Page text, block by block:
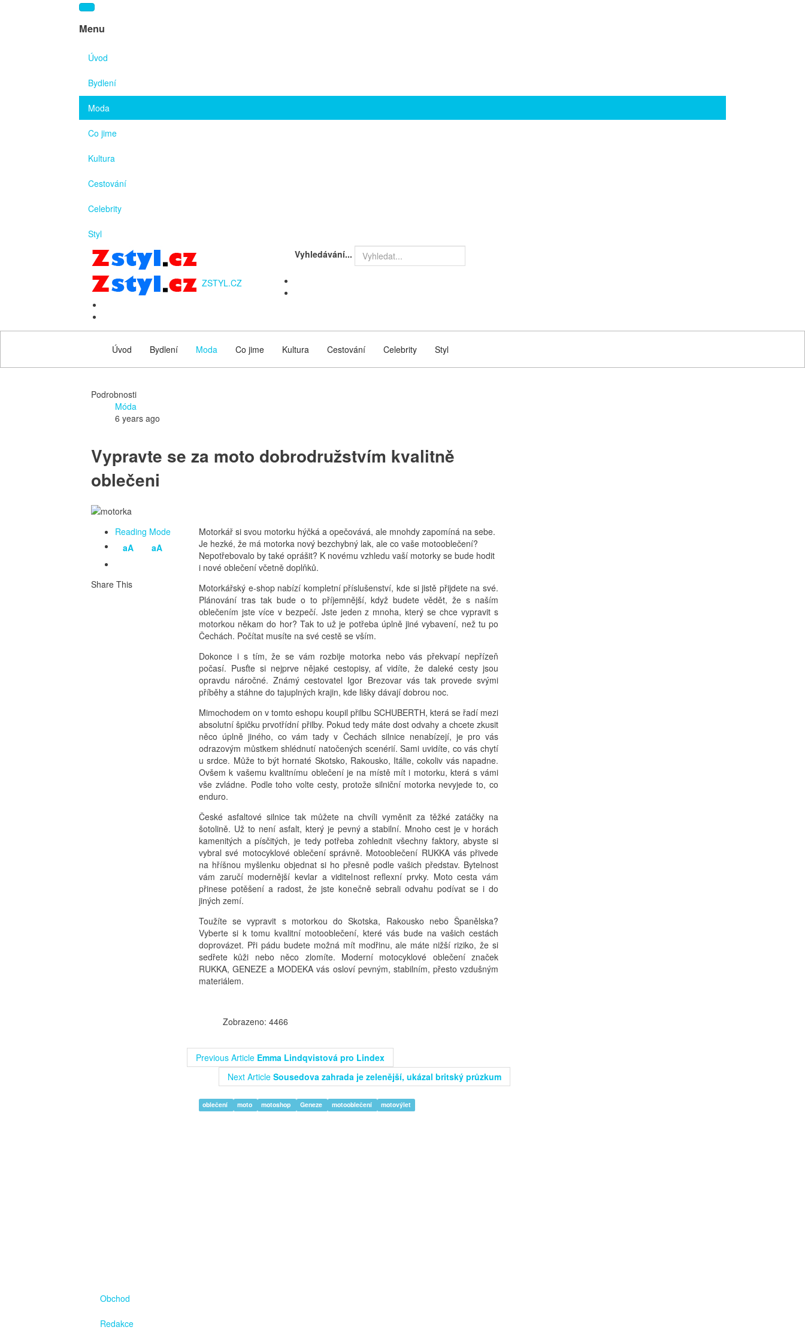
Menu
Úvod
Bydlení
Moda
Co jime
Kultura
Cestování
Celebrity
Styl
ZSTYL.CZ
Vyhledávání...
Úvod Bydlení Moda Co jime Kultura Cestování Celebrity Styl
Podrobnosti
Móda
6 years ago
Vypravte se za moto dobrodružstvím kvalitně
oblečeni
Reading Mode
aA
aA
Share This
Motorkář si svou motorku hýčká a opečovává, ale mnohdy zapomíná na sebe.
Je hezké, že má motorka nový bezchybný lak, ale co vaše motooblečení?
Nepotřebovalo by také oprášit? K novému vzhledu vaší motorky se bude hodit
i nové oblečení včetně doplňků.
Motorkářský e-shop nabízí kompletní příslušenství, kde si jistě přijdete na své.
Plánování tras tak bude o to příjemnější, když budete vědět, že s naším
oblečením jste více v bezpečí. Jste jeden z mnoha, který se chce vypravit s
motorkou někam do hor? Tak to už je potřeba úplně jiné vybavení, než tu po
Čechách. Počítat musíte na své cestě se vším.
Dokonce i s tím, že se vám rozbije motorka nebo vás překvapí nepřízeň
počasí. Pusťte si nejprve nějaké cestopisy, ať vidíte, že daleké cesty jsou
opravdu náročné. Známý cestovatel Igor Brezovar vás tak provede svými
příběhy a stáhne do tajuplných krajin, kde lišky dávají dobrou noc.
Mimochodem on v tomto eshopu koupil přilbu SCHUBERTH, která se řadí mezi
absolutní špičku prvotřídní přilby. Pokud tedy máte dost odvahy a chcete zkusit
něco úplně jiného, co vám tady v Čechách silnice nenabízejí, je pro vás
odrazovým můstkem shlédnutí natočených scenérií. Sami uvidíte, co vás chytí
u srdce. Může to být hornaté Skotsko, Rakousko, Itálie, cokoliv vás napadne.
Ovšem k vašemu kvalitnímu oblečení je na místě mít i motorku, která s vámi
vše zvládne. Podle toho volte cesty, protože silniční motorka nevyjede to, co
enduro.
České asfaltové silnice tak můžete na chvíli vyměnit za těžké zatáčky na
šotolině. Už to není asfalt, který je pevný a stabilní. Mnoho cest je v horách
kamenitých a písčitých, je tedy potřeba zohlednit všechny faktory, abyste si
vybral své motocyklové oblečení správně. Motooblečení RUKKA vás přivede
na hříšnou myšlenku objednat si ho přesně podle vašich představ. Bytelnost
vám zaručí modernější kevlar a viditelnost reflexní prvky. Moto cesta vám
přinese potěšení a radost, že jste konečně sebrali odvahu podívat se i do
jiných zemí.
Toužíte se vypravit s motorkou do Skotska, Rakousko nebo Španělska?
Vyberte si k tomu kvalitní motooblečení, které vás bude na vašich cestách
doprovázet. Při pádu budete možná mít modřinu, ale máte nižší riziko, že si
sedřete kůži nebo něco zlomíte. Moderní motocyklové oblečení značek
RUKKA, GENEZE a MODEKA vás osloví pevným, stabilním, přesto vzdušným
materiálem.
Zobrazeno: 4466
Previous Article Emma Lindqvistová pro Lindex
Next Article Sousedova zahrada je zelenější, ukázal britský průzkum
oblečení moto motoshop Geneze motooblečení motovýlet
Obchod
Redakce